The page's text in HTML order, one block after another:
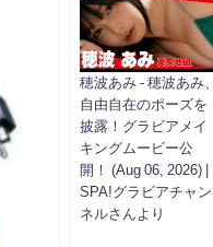
穂波あみ - 穂波あみ、
自由自在のポーズを
披露！グラビアメイ
キングムービー公
開！ (Aug 06, 2026) |
SPA!グラビアチャン
ネルさんより